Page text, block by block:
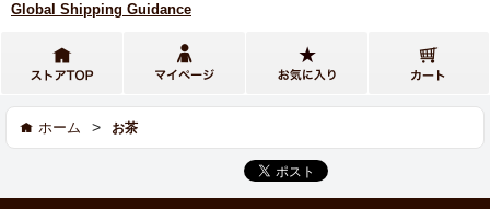
Global Shipping Guidance
ホーム > お茶